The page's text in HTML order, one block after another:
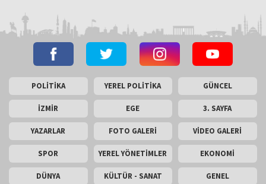
POLİTİKA YEREL POLİTİKA GÜNCEL
İZMİR EGE 3. SAYFA
YAZARLAR FOTO GALERİ VİDEO GALERİ
SPOR YEREL YÖNETİMLER EKONOMİ
DÜNYA KÜLTÜR - SANAT GENEL